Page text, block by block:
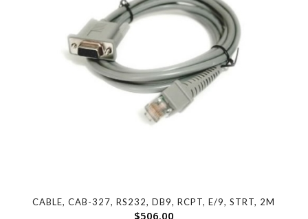
CABLE, CAB-327, RS232, DB9, RCPT, E/9, STRT, 2M
$506.00